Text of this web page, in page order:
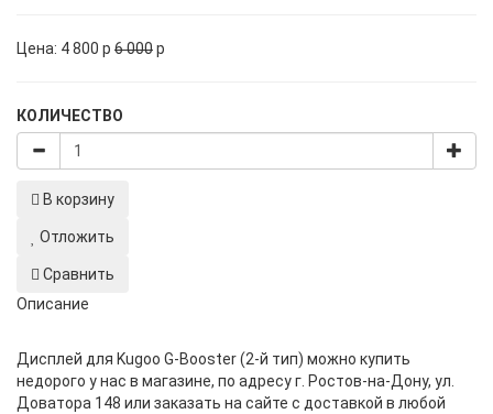
Цена: 4 800 p 6 000p
КОЛИЧЕСТВО
В корзину
Отложить
Сравнить
Описание
Дисплей для Kugoo G-Booster (2-й тип) можно купить
недорого у нас в магазине, по адресу г. Ростов-на-Дону, ул.
Доватора 148 или заказать на сайте с доставкой в любой